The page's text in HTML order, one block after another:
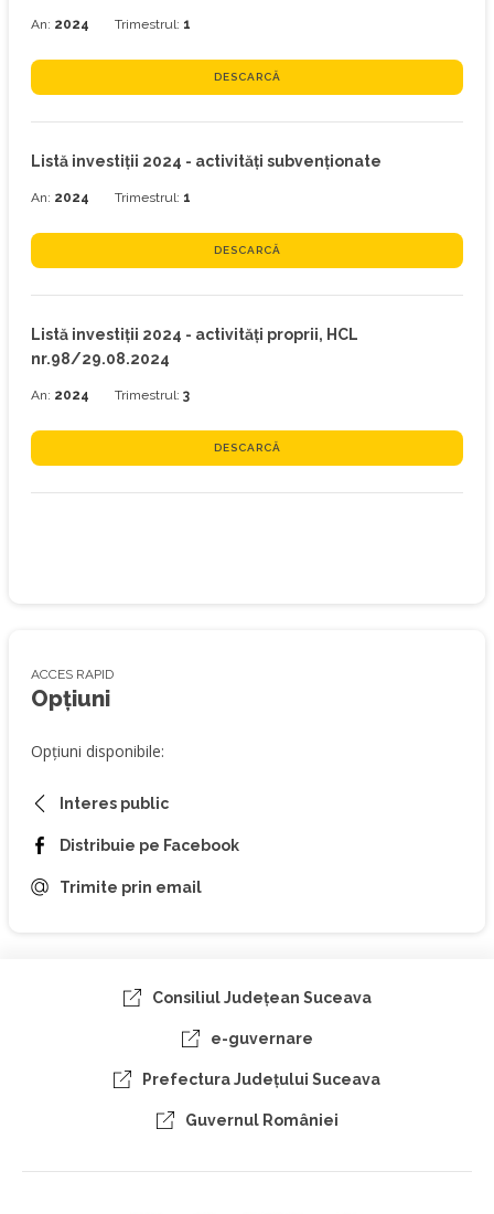
An: 2024 Trimestrul: 1
DESCARCĂ
Listă investiţii 2024 - activități subvenționate
An: 2024 Trimestrul: 1
DESCARCĂ
Listă investiţii 2024 - activități proprii, HCL
nr.98/29.08.2024
An: 2024 Trimestrul: 3
DESCARCĂ
ACCES RAPID
Opțiuni
Opțiuni disponibile:
Interes public
Distribuie pe Facebook
Trimite prin email
Consiliul Judeţean Suceava
e-guvernare
Prefectura Judeţului Suceava
Guvernul României